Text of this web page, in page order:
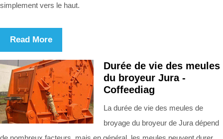
simplement vers le haut.
Read More
Durée de vie des meules
du broyeur Jura -
Coffeediag
La durée de vie des meules de
broyage du broyeur de Jura dépend